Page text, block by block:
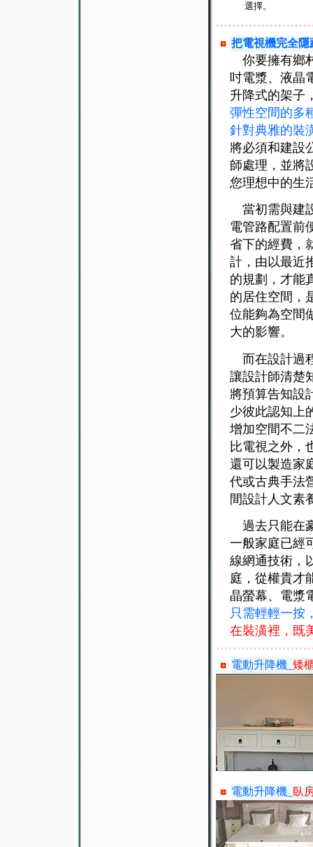
選擇。
把電視機完全隱
你要擁有鄉
吋電漿、液晶
升降式的架子
彈性空間的多
針對典雅的裝
將必須和建設
師處理，並將
您理想中的生
當初需與建
電管路配置前
省下的經費，
計，由以最近
的規劃，才能
的居住空間，
位能夠為空間
大的影響。
而在設計過
讓設計師清楚
將預算告知設
少彼此認知上
增加空間不二
比電視之外，
還可以製造家
代或古典手法
間設計人文素
過去只能在
一般家庭已經
線網通技術，
庭，從權貴才
晶螢幕、電漿
只需輕輕一按
在裝潢裡，既
電動升降機_ 矮
電動升降機_ 臥